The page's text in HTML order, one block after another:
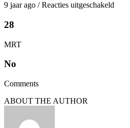
9 jaar ago /Reacties uitgeschakeld
28
MRT
No
Comments
ABOUT THE AUTHOR